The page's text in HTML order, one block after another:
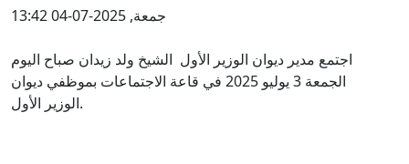
جمعة, 2025-07-04 13:42
اجتمع مدير ديوان الوزير الأول الشيخ ولد زيدان صباح اليوم
الجمعة 3 يوليو 2025 في قاعة الاجتماعات بموظفي ديوان
الوزير الأول.